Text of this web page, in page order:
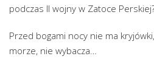
podczas II wojny w Zatoce
Przed bogami nocy nie ma
morze, nie wybacza…